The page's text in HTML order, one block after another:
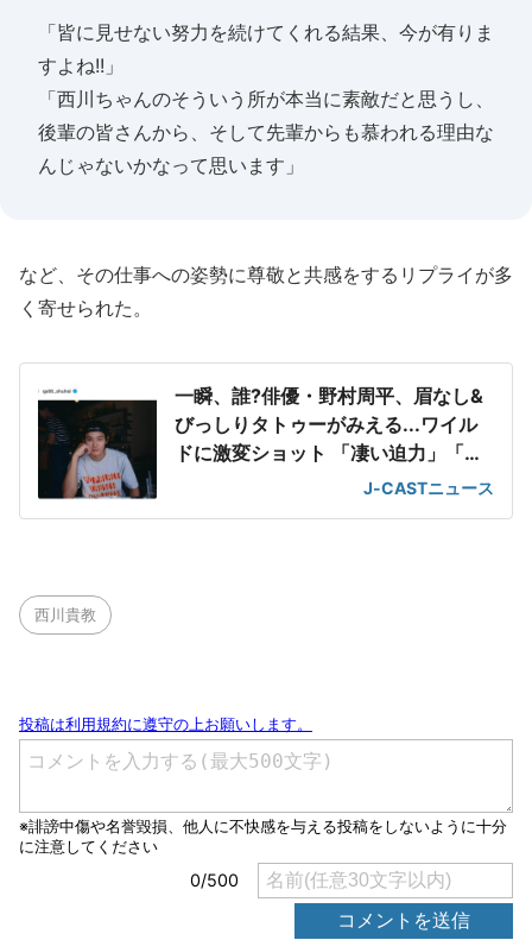
「皆に見せない努力を続けてくれる結果、今が有りま
すよね!!」
「西川ちゃんのそういう所が本当に素敵だと思うし、
後輩の皆さんから、そして先輩からも慕われる理由な
んじゃないかなって思います」
など、その仕事への姿勢に尊敬と共感をするリプライが多
く寄せられた。
一瞬、誰?俳優・野村周平、眉なし&
びっしりタトゥーがみえる...ワイル
ドに激変ショット 「凄い迫力」「か
J-CASTニュース
西川貴教